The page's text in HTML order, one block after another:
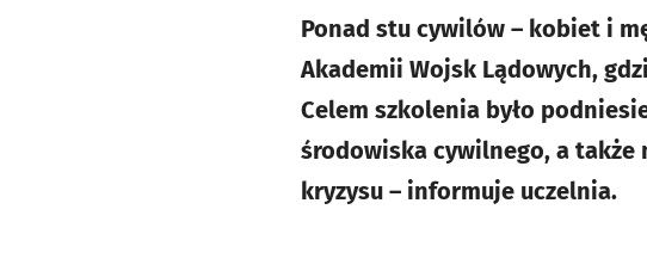
Ponad stu cywilów – kobiet i
Akademii Wojsk Lądowych,
Celem szkolenia było
środowiska cywilnego, a także
kryzysu – informuje uczelnia.